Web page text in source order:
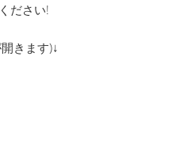
ださい!
きます)↓